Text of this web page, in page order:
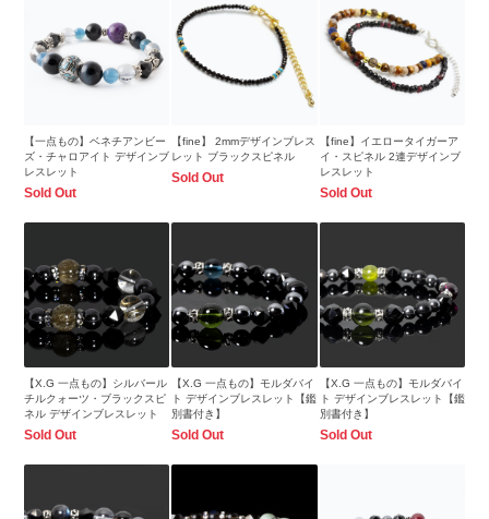
【一点もの】ベネチアンビー
ズ・チャロアイト デザインブ
レスレット
Sold Out
【fine】 2mmデザインブレス
レット ブラックスピネル
Sold Out
【fine】イエロータイガーア
イ・スピネル 2連デザインブ
レスレット
Sold Out
【X.G 一点もの】シルバール
チルクォーツ・ブラックスピ
ネル デザインブレスレット
Sold Out
【X.G 一点もの】モルダバイ
ト デザインブレスレット【鑑
別書付き】
Sold Out
【X.G 一点もの】モルダバイ
ト デザインブレスレット【鑑
別書付き】
Sold Out